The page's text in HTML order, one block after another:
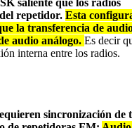
repetidor. Esta
la transferencia de
audio análogo. Es decir
interna entre los radios.
sincronización